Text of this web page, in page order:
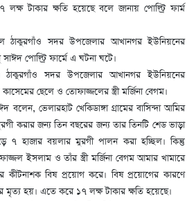
টাকার ক্ষতি হয়েছে বলে জানায় পোল্ট্রি ফার্ম
ঠাকুরগাঁও সদর উপজেলার আখানগর ইউনিয়নের
সাঈদ পোল্ট্রি ফার্মে এ ঘটনা ঘটে।
সদর উপজেলার আখানগর ইউনিয়নের
ছেলে ও তোফাজ্জলের স্ত্রী মর্জিনা বেগম।
বলেন, ভেলারহাট খেকিডাঙ্গা গ্রামের বাসিন্দা আমির
করার জন্য তিন বছরের জন্য তার তিনটি শেড ভাড়া
৭ হাজার বয়লার মুরগী পালন করা হচ্ছিল। কিন্তু
ইসলাম ও তাঁর স্ত্রী মর্জিনা বেগম আমার খামারে
কীটনাশক বিষ প্রয়োগ করে। বিষ প্রয়োগের কারণে
মৃত্য হয়। এতে করে ১৭ লক্ষ টাকার ক্ষতি হয়েছে।